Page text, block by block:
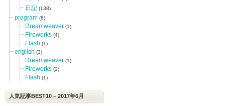
日記 (138)
program (6)
Dreamweaver (1)
Fireworks (4)
Flash (1)
english (3)
Dreamweaver (1)
Fireworks (2)
Flash (1)
人気記事BEST10 – 2017年6月